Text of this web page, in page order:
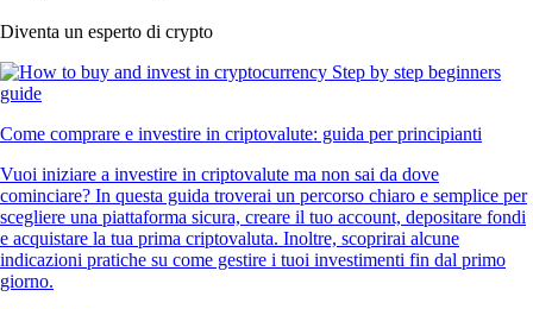
Diventa un esperto di crypto
Come comprare e investire in criptovalute: guida per principianti
Vuoi iniziare a investire in criptovalute ma non sai da dove
cominciare? In questa guida troverai un percorso chiaro e semplice per
scegliere una piattaforma sicura, creare il tuo account, depositare fondi
e acquistare la tua prima criptovaluta. Inoltre, scoprirai alcune
indicazioni pratiche su come gestire i tuoi investimenti fin dal primo
giorno.